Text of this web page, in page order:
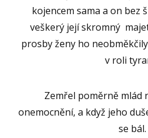
kojencem sama a on bez
veškerý její skromný
prosby ženy ho
v roli
Zemřel poměrně mlád
onemocnění, a když jeho
se bál.